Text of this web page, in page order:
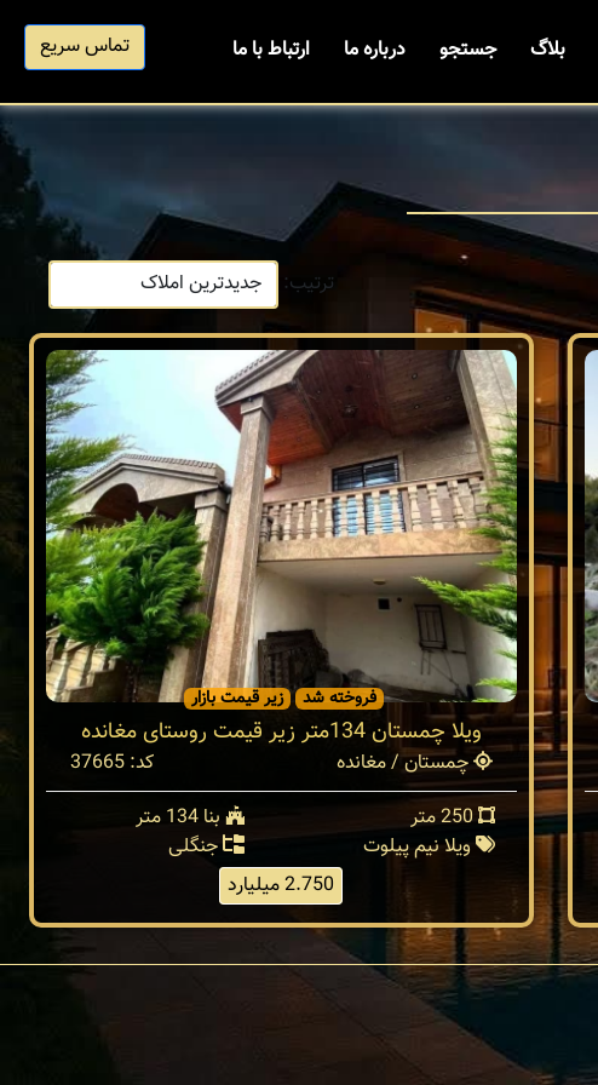
بلاگ جستجو درباره ما ارتباط با ما تماس سریع
ترتیب:
فروخته شد زیر قیمت بازار
ویلا چمستان 134متر زیر قیمت روستای مغانده
چمستان / مغانده
کد: 37665
250 متر
بنا 134 متر
ویلا نیم پیلوت
جنگلی
2.750 میلیارد